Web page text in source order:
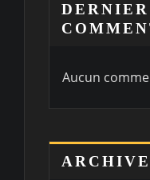
Aucun
ARCHIVE